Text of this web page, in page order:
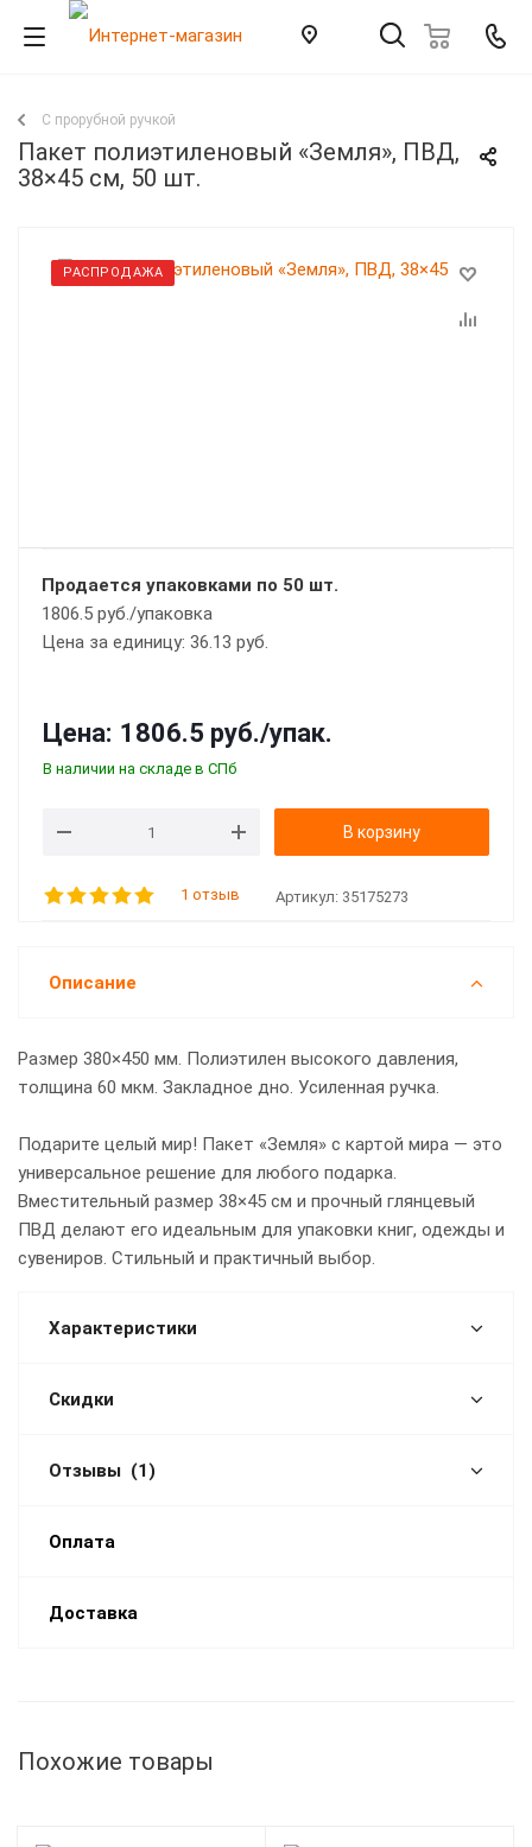
С прорубной ручкой
Пакет полиэтиленовый «Земля», ПВД,
38×45 см, 50 шт.
РАСПРОДАЖА
Продается упаковками по 50 шт.
1806.5 руб./упаковка
Цена за единицу: 36.13 руб.
Цена: 1806.5 руб./упак.
В наличии на складе в СПб
В корзину
1 отзыв Артикул: 35175273
Описание
Размер 380×450 мм. Полиэтилен высокого давления,
толщина 60 мкм. Закладное дно. Усиленная ручка.
Подарите целый мир! Пакет «Земля» с картой мира — это
универсальное решение для любого подарка.
Вместительный размер 38×45 см и прочный глянцевый
ПВД делают его идеальным для упаковки книг, одежды и
сувениров. Стильный и практичный выбор.
Характеристики
Скидки
Отзывы (1)
Оплата
Доставка
Похожие товары